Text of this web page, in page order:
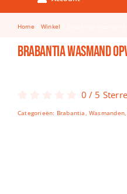
Keuken & Tafelen
Kinderfietsen
Knutselen
Spellen
Home Winkel
Brabantia wasmand
0 / 5
Categorieën: Brabantia,Wasmanden